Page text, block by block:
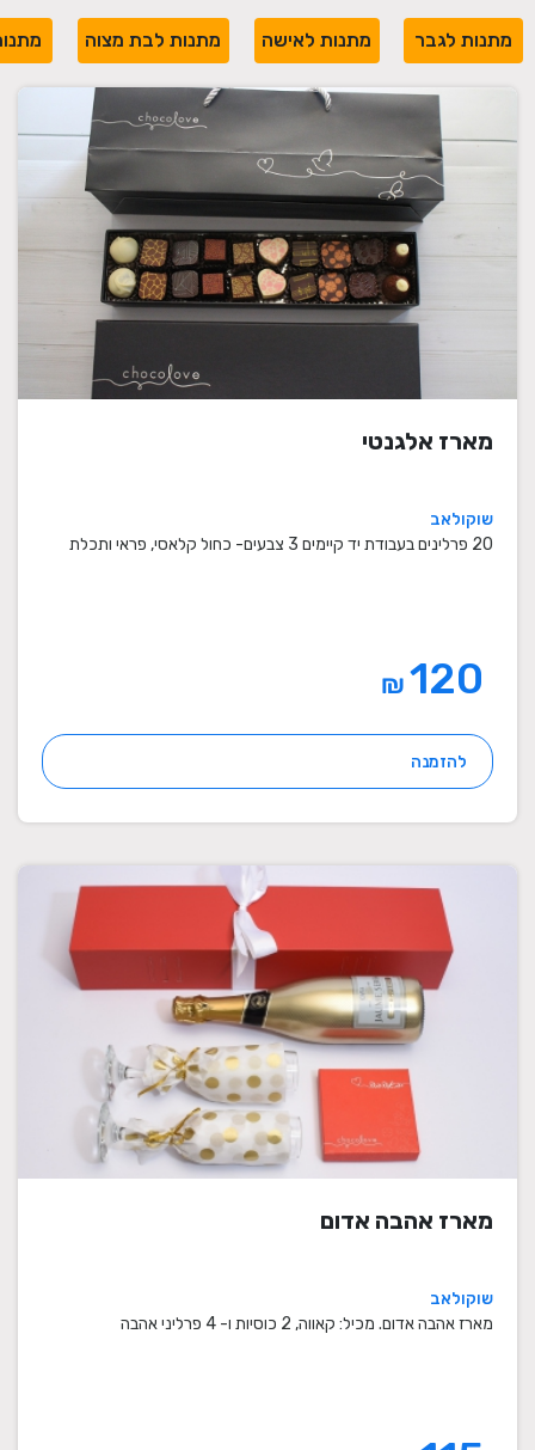
מתנות לגבר מתנות לאישה מתנות לבת מצוה
מארז אלגנטי
שוקולאב
20 פרלינים בעבודת יד קיימים 3 צבעים- כחול קלאסי, פראי ותכלת
₪
להזמנה
מארז אהבה אדום
שוקולאב
מארז אהבה אדום. מכיל: קאווה, 2 כוסיות ו- 4 פרליני אהבה